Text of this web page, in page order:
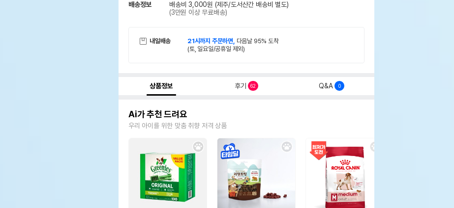
배송정보 배송비 3,000원 (제주/도서산간 배송비 별도)
(3만원 이상 무료배송)
내일배송 21시까지 주문하면, 다음날 95% 도착
(토, 일요일/공휴일 제외)
상품정보 후기 62 Q&A 0
Ai가 추천 드려요
우리 아이를 위한 맞춤 취향 저격 상품